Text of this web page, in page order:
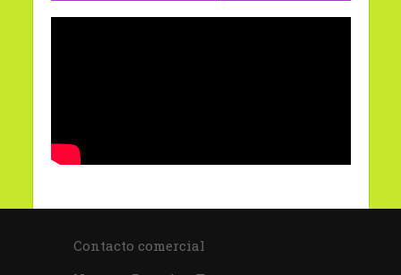
Contacto comercial